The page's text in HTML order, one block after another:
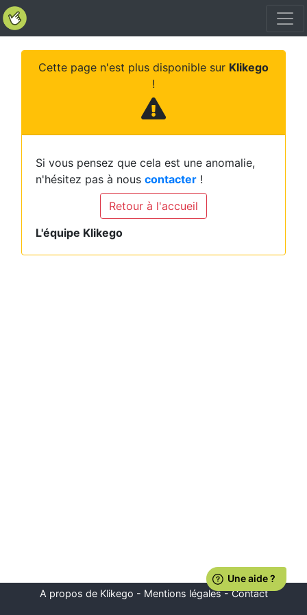
Cette page n'est plus disponible sur Klikego
!
Si vous pensez que cela est une anomalie,
n'hésitez pas à nous contacter !
Retour à l'accueil
L'équipe Klikego
A propos de Klikego - Mentions légales-Contact